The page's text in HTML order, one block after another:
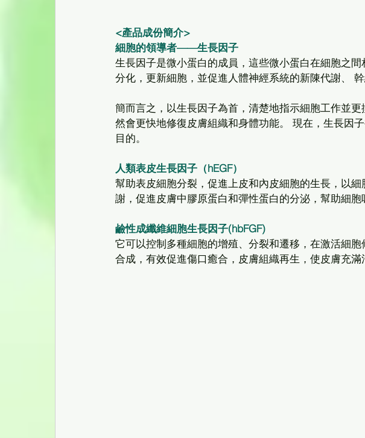
<產品成份簡介>
細胞的領導者——生長因子
生長因子是微小蛋白的成員，這些微小蛋白在細胞之
分化，更新細胞，並促進人體神經系統的新陳代謝、 幹
簡而言之，以生長因子為首，清楚地指示細胞工作並
然會更快地修復皮膚組織和身體功能。 現在，生長因
目的。
人類表皮生長因子（hEGF）
幫助表皮細胞分裂，促進上皮和內皮細胞的生長，以
謝，促進皮膚中膠原蛋白和彈性蛋白的分泌，幫助細
鹼性成纖維細胞生長因子(hbFGF)
它可以控制多種細胞的增殖、分裂和遷移，在激活細
合成，有效促進傷口癒合，皮膚組織再生，使皮膚充滿